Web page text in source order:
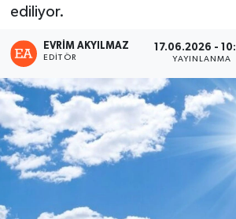
ediliyor.
EVRIM AKYILMAZ
EDITÖR
17.06.2026 -
YAYINLANMA